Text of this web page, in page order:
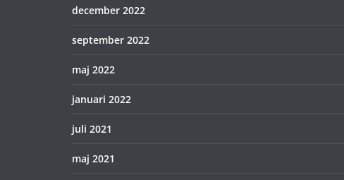
december 2022
september 2022
maj 2022
januari 2022
juli 2021
maj 2021